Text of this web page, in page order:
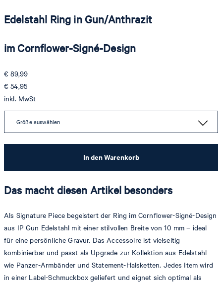
Edelstahl Ring in Gun/Anthrazit
im Cornflower-Signé-Design
€ 89,99
€ 54,95
inkl. MwSt
Größe auswählen
In den Warenkorb
Das macht diesen Artikel besonders
Als Signature Piece begeistert der Ring im Cornflower-Signé-Design
aus IP Gun Edelstahl mit einer stilvollen Breite von 10 mm – ideal
für eine persönliche Gravur. Das Accessoire ist vielseitig
kombinierbar und passt als Upgrade zur Kollektion aus Edelstahl
wie Panzer-Armbänder und Statement-Halsketten. Jedes Item wird
in einer Label-Schmuckbox geliefert und eignet sich optimal als